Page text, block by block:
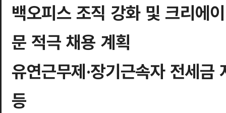
백오피스 조직 강화 및 크리에
문 적극 채용 계획
유연근무제·장기근속자 전세금
등